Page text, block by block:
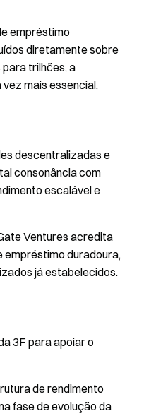
empréstimo
diretamente sobre
trilhões, a
mais essencial.
descentralizadas e
consonância com
escalável e
Ventures acredita
empréstimo duradoura,
já estabelecidos.
3F para apoiar o
de rendimento
fase de evolução da